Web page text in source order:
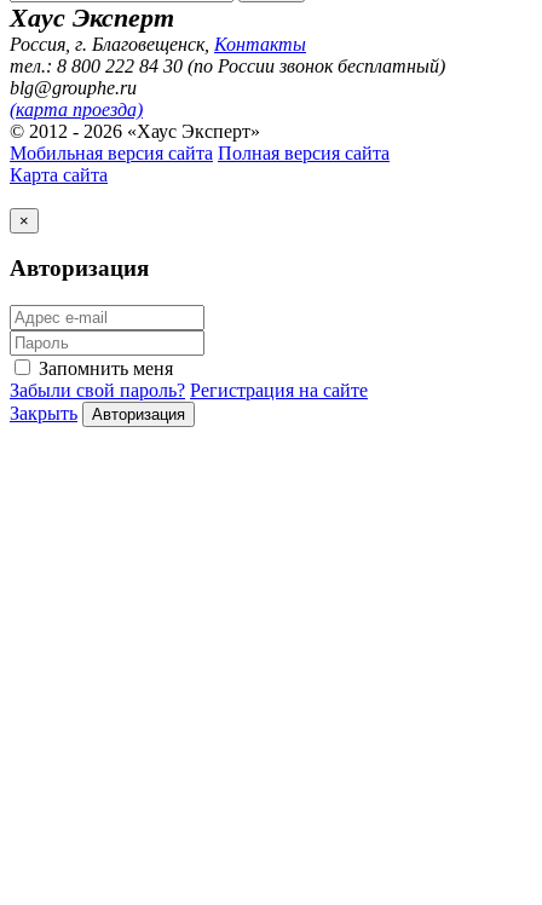
Хаус Эксперт
Россия, г. Благовещенск, Контакты
тел.: 8 800 222 84 30 (по России звонок бесплатный)
blg@grouphe.ru
(карта проезда)
© 2012 - 2026 «Хаус Эксперт»
Мобильная версия сайта Полная версия сайта
Карта сайта
×
Авторизация
Запомнить меня
Забыли свой пароль? Регистрация на сайте
Закрыть